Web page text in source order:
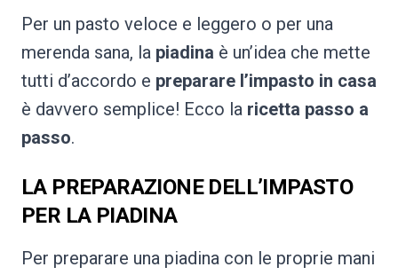
Per un pasto veloce e leggero o per una
merenda sana, la piadina è un’idea che mette
tutti d’accordo e preparare l’impasto in casa
è davvero semplice! Ecco la ricetta passo a
passo.
LA PREPARAZIONE DELL’IMPASTO
PER LA PIADINA
Per preparare una piadina con le proprie mani